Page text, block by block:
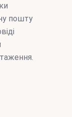
пошту